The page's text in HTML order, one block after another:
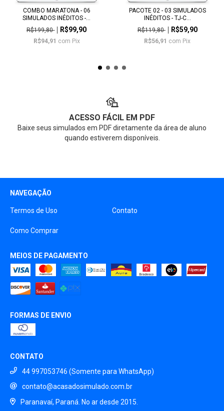
COMBO MARATONA - 06
SIMULADOS INÉDITOS -...
R$199,80
R$99,90
R$94,91 com Pix
PACOTE 02 - 03 SIMULADOS
INÉDITOS - TJ-C...
R$119,80
R$59,90
R$56,91 com Pix
ACESSO FÁCIL EM PDF
Baixe seus simulados em PDF diretamente da área de aluno
quando estiverem disponíveis.
NAVEGAÇÃO
Termos de Uso Contato
Como Comprar
MEIOS DE PAGAMENTO
FORMAS DE ENVIO
CONTATO
44 997053746 (Somente para WhatsApp)
contato@acasadosimulado.com.br
Paranavaí, Paraná. No ar desde 2015.